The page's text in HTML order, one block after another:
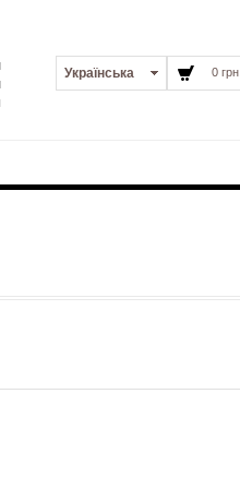
0 грн.
Українська